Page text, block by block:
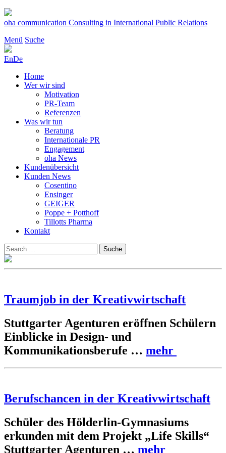
Zum
Inhalt
oha communication Consulting in International Public Relations
Menü Suche
EnDe
Home
Wer wir sind
Motivation
PR-Team
Referenzen
Was wir tun
Beratung
Internationale PR
Engagement
oha News
Kundenübersicht
Kunden News
Cosentino
Ensinger
GEIGER
Poppe + Potthoff
Tillotts Pharma
Kontakt
Suchen
nach:
Suche
Traumjob in der Kreativwirtschaft
Stuttgarter Agenturen eröffnen Schülern
Einblicke in Design- und
Kommunikationsberufe … mehr
Berufschancen in der Kreativwirtschaft
Schüler des Hölderlin-Gymnasiums
erkunden mit dem Projekt „Life Skills“
Stuttgarter Agenturen … mehr